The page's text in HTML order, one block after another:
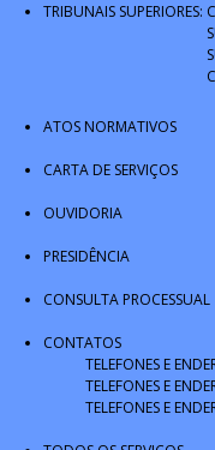
TRIBUNAIS SUPERIORES:
ATOS NORMATIVOS
CARTA DE SERVIÇOS
OUVIDORIA
PRESIDÊNCIA
CONSULTA PROCESSUAL
CONTATOS
TELEFONES E
TELEFONES E
TELEFONES E